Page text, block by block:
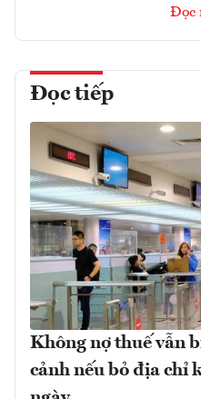
Đọc
Đọc tiếp
Không nợ thuế vẫn
cảnh nếu bỏ địa chỉ